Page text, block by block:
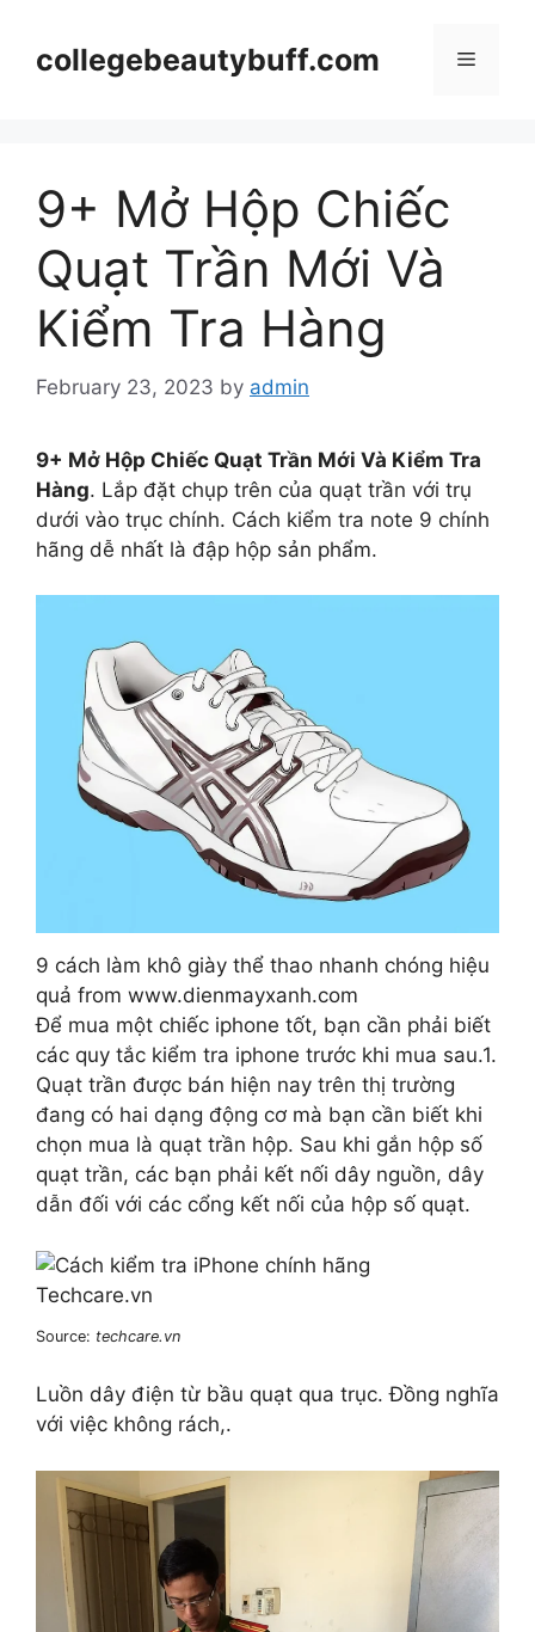
contentcollegebeautybuff.com Menu
9+ Mở Hộp Chiếc
Quạt Trần Mới Và
Kiểm Tra Hàng
February 23, 2023 by admin
9+ Mở Hộp Chiếc Quạt Trần Mới Và Kiểm Tra
Hàng. Lắp đặt chụp trên của quạt trần với trụ
dưới vào trục chính. Cách kiểm tra note 9 chính
hãng dễ nhất là đập hộp sản phẩm.
9 cách làm khô giày thể thao nhanh chóng hiệu
quả from www.dienmayxanh.com
Để mua một chiếc iphone tốt, bạn cần phải biết
các quy tắc kiểm tra iphone trước khi mua sau.1.
Quạt trần được bán hiện nay trên thị trường
đang có hai dạng động cơ mà bạn cần biết khi
chọn mua là quạt trần hộp. Sau khi gắn hộp số
quạt trần, các bạn phải kết nối dây nguồn, dây
dẫn đối với các cổng kết nối của hộp số quạt.
Source: techcare.vn
Luồn dây điện từ bầu quạt qua trục. Đồng nghĩa
với việc không rách,.